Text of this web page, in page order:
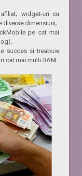
widget-uri cu
diverse dimensiuni;
pe cat mai
succes si treabuie
cat mai multi BANI.